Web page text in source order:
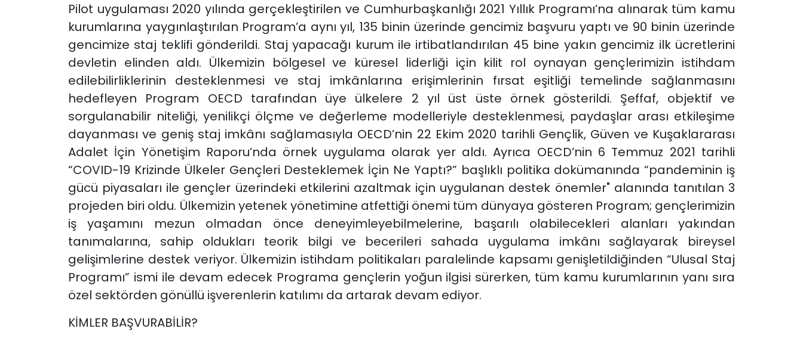
Pilot uygulaması 2020 yılında gerçekleştirilen ve Cumhurbaşkanlığı 2021 Yıllık Programı’na alınarak tüm kamu
kurumlarına yaygınlaştırılan Program’a aynı yıl, 135 binin üzerinde gencimiz başvuru yaptı ve 90 binin üzerinde
gencimize staj teklifi gönderildi. Staj yapacağı kurum ile irtibatlandırılan 45 bine yakın gencimiz ilk ücretlerini
devletin elinden aldı. Ülkemizin bölgesel ve küresel liderliği için kilit rol oynayan gençlerimizin istihdam
edilebilirliklerinin desteklenmesi ve staj imkânlarına erişimlerinin fırsat eşitliği temelinde sağlanmasını
hedefleyen Program OECD tarafından üye ülkelere 2 yıl üst üste örnek gösterildi. Şeffaf, objektif ve
sorgulanabilir niteliği, yenilikçi ölçme ve değerleme modelleriyle desteklenmesi, paydaşlar arası etkileşime
dayanması ve geniş staj imkânı sağlamasıyla OECD’nin 22 Ekim 2020 tarihli Gençlik, Güven ve Kuşaklararası
Adalet İçin Yönetişim Raporu’nda örnek uygulama olarak yer aldı. Ayrıca OECD’nin 6 Temmuz 2021 tarihli
“COVID-19 Krizinde Ülkeler Gençleri Desteklemek İçin Ne Yaptı?” başlıklı politika dokümanında “pandeminin iş
gücü piyasaları ile gençler üzerindeki etkilerini azaltmak için uygulanan destek önemler" alanında tanıtılan 3
projeden biri oldu. Ülkemizin yetenek yönetimine atfettiği önemi tüm dünyaya gösteren Program; gençlerimizin
iş yaşamını mezun olmadan önce deneyimleyebilmelerine, başarılı olabilecekleri alanları yakından
tanımalarına, sahip oldukları teorik bilgi ve becerileri sahada uygulama imkânı sağlayarak bireysel
gelişimlerine destek veriyor. Ülkemizin istihdam politikaları paralelinde kapsamı genişletildiğinden “Ulusal Staj
Programı” ismi ile devam edecek Programa gençlerin yoğun ilgisi sürerken, tüm kamu kurumlarının yanı sıra
özel sektörden gönüllü işverenlerin katılımı da artarak devam ediyor.
KİMLER BAŞVURABİLİR?